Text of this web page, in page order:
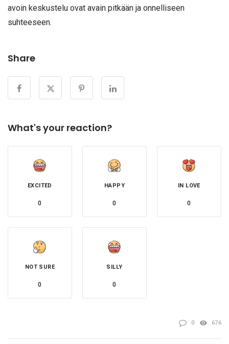
avoin keskustelu ovat avain pitkään ja onnelliseen
suhteeseen.
Share
What's your reaction?
EXCITED
0
HAPPY
0
IN LOVE
0
NOT SURE
0
SILLY
0
0 676